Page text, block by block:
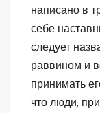
написано в
себе
следует
раввином и
принимать
что люди,